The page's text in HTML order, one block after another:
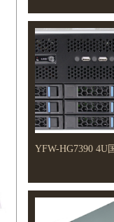
YFW-HG7390 4U